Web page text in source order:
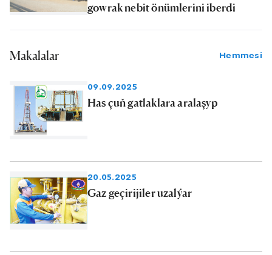
gowrak nebit önümlerini iberdi
Makalalar Hemmesi
09.09.2025
Has çuň gatlaklara aralaşyp
20.05.2025
Gaz geçirijiler uzalýar